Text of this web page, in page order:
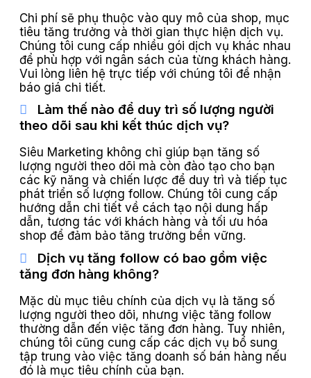
Chi phí sẽ phụ thuộc vào quy mô của shop, mục
tiêu tăng trưởng và thời gian thực hiện dịch vụ.
Chúng tôi cung cấp nhiều gói dịch vụ khác nhau
để phù hợp với ngân sách của từng khách hàng.
Vui lòng liên hệ trực tiếp với chúng tôi để nhận
báo giá chi tiết.
Làm thế nào để duy trì số lượng người
theo dõi sau khi kết thúc dịch vụ?
Siêu Marketing không chỉ giúp bạn tăng số
lượng người theo dõi mà còn đào tạo cho bạn
các kỹ năng và chiến lược để duy trì và tiếp tục
phát triển số lượng follow. Chúng tôi cung cấp
hướng dẫn chi tiết về cách tạo nội dung hấp
dẫn, tương tác với khách hàng và tối ưu hóa
shop để đảm bảo tăng trưởng bền vững.
Dịch vụ tăng follow có bao gồm việc
tăng đơn hàng không?
Mặc dù mục tiêu chính của dịch vụ là tăng số
lượng người theo dõi, nhưng việc tăng follow
thường dẫn đến việc tăng đơn hàng. Tuy nhiên,
chúng tôi cũng cung cấp các dịch vụ bổ sung
tập trung vào việc tăng doanh số bán hàng nếu
đó là mục tiêu chính của bạn.